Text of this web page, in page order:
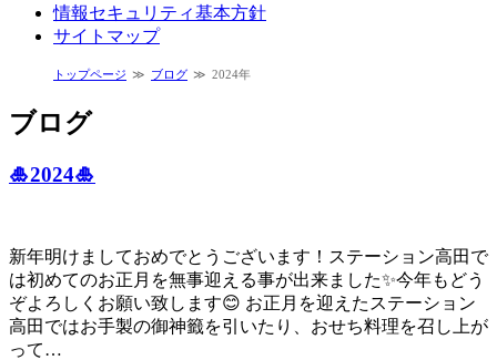
情報セキュリティ基本方針
サイトマップ
トップページ ブログ 2024年
ブログ
🎍2024🎍
新年明けましておめでとうございます！ステーション高田で
は初めてのお正月を無事迎える事が出来ました✨今年もどう
ぞよろしくお願い致します😊 お正月を迎えたステーション
高田ではお手製の御神籤を引いたり、おせち料理を召し上が
って…